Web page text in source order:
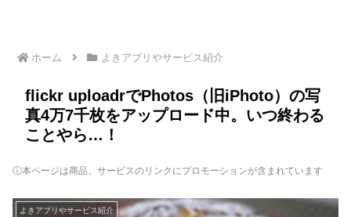
ホーム よきアプリやサービス紹介
flickr uploadrでPhotos（旧iPhoto）の写
真4万7千枚をアップロード中。いつ終わる
ことやら…！
ⓘ本ページは商品、サービスのリンクにプロモーションが含まれています
よきアプリやサービス紹介